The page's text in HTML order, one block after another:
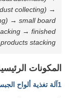
collecting) →
→ small board
→ finished
products stacking
المكونات
1آلة تغذية ألواح الجبس الآلية